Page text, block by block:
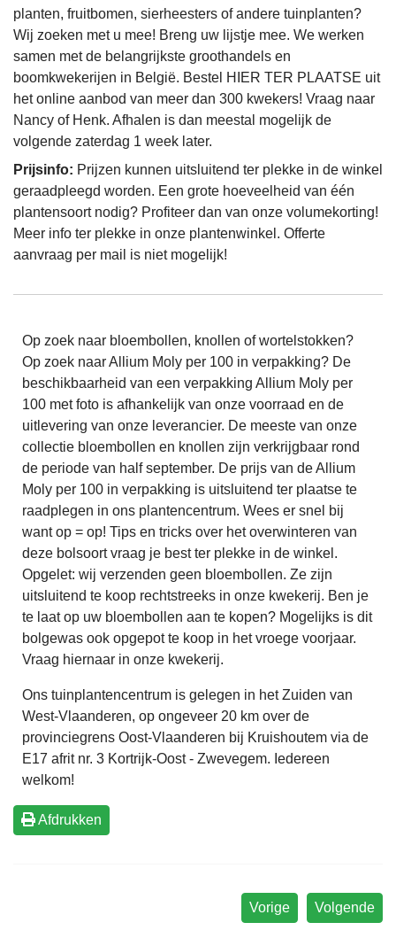
planten, fruitbomen, sierheesters of andere tuinplanten?
Wij zoeken met u mee! Breng uw lijstje mee. We werken
samen met de belangrijkste groothandels en
boomkwekerijen in België. Bestel HIER TER PLAATSE uit
het online aanbod van meer dan 300 kwekers! Vraag naar
Nancy of Henk. Afhalen is dan meestal mogelijk de
volgende zaterdag 1 week later.
Prijsinfo: Prijzen kunnen uitsluitend ter plekke in de winkel
geraadpleegd worden. Een grote hoeveelheid van één
plantensoort nodig? Profiteer dan van onze volumekorting!
Meer info ter plekke in onze plantenwinkel. Offerte
aanvraag per mail is niet mogelijk!
Op zoek naar bloembollen, knollen of wortelstokken?
Op zoek naar Allium Moly per 100 in verpakking? De
beschikbaarheid van een verpakking Allium Moly per
100 met foto is afhankelijk van onze voorraad en de
uitlevering van onze leverancier. De meeste van onze
collectie bloembollen en knollen zijn verkrijgbaar rond
de periode van half september. De prijs van de Allium
Moly per 100 in verpakking is uitsluitend ter plaatse te
raadplegen in ons plantencentrum. Wees er snel bij
want op = op! Tips en tricks over het overwinteren van
deze bolsoort vraag je best ter plekke in de winkel.
Opgelet: wij verzenden geen bloembollen. Ze zijn
uitsluitend te koop rechtstreeks in onze kwekerij. Ben je
te laat op uw bloembollen aan te kopen? Mogelijks is dit
bolgewas ook opgepot te koop in het vroege voorjaar.
Vraag hiernaar in onze kwekerij.
Ons tuinplantencentrum is gelegen in het Zuiden van
West-Vlaanderen, op ongeveer 20 km over de
provinciegrens Oost-Vlaanderen bij Kruishoutem via de
E17 afrit nr. 3 Kortrijk-Oost - Zwevegem. Iedereen
welkom!
Afdrukken
Volgende
Vorige